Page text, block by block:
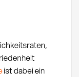
ist dabei ein